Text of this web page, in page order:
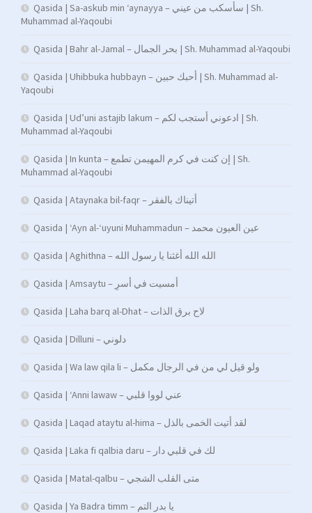
Qasida | Sa-askub min ‘aynayya – سأسكب من عيني | Sh.
Muhammad al-Yaqoubi
Qasida | Bahr al-Jamal – بحر الجمال | Sh. Muhammad al-Yaqoubi
Qasida | Uhibbuka hubbayn – أحبك حبين | Sh. Muhammad al-
Yaqoubi
Qasida | Ud’uni astajib lakum – ادعوني أستجب لكم | Sh.
Muhammad al-Yaqoubi
Qasida | In kunta – إن كنت في كرم المهيمن تطمع | Sh.
Muhammad al-Yaqoubi
Qasida | Ataynaka bil-faqr – أتيناك بالفقر
Qasida | ‘Ayn al-‘uyuni Muhammadun – عين العيون محمد
Qasida | Aghithna – الله الله أغثنا يا رسول الله
Qasida | Amsaytu – أمسیت في أسرِ
Qasida | Laha barq al-Dhat – لاح برق الذات
Qasida | Dilluni – دلوني
Qasida | Wa law qila li – ولو قيل لي من في الرجال مكمل
Qasida | ‘Anni lawaw – عني لووا قلبي
Qasida | Laqad ataytu al-hima – لقد أتيت الخمى بالذل
Qasida | Laka fi qalbia daru – لك في قلبي دار
Qasida | Matal-qalbu – متى القلب الشجي
Qasida | Ya Badra timm – يا بدر التم